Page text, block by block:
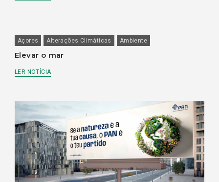
Açores Alterações Climáticas Ambiente
Elevar o mar
LER NOTÍCIA